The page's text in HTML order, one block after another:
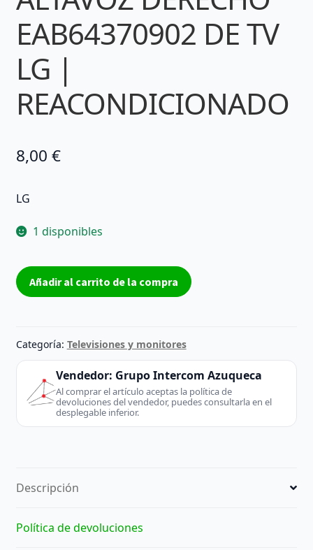
EAB64370902 DE TV
LG |
REACONDICIONADO
8,00 €
LG
1 disponibles
ALTAVOZ
DERECHO
TV
LG
REACONDICIONADO
cantidad
Añadir al carrito de la compra
Categoría: Televisiones y monitores
Vendedor: Grupo Intercom Azuqueca
Al comprar el artículo aceptas la política de
devoluciones del vendedor, puedes consultarla en el
desplegable inferior.
Descripción
Política de devoluciones